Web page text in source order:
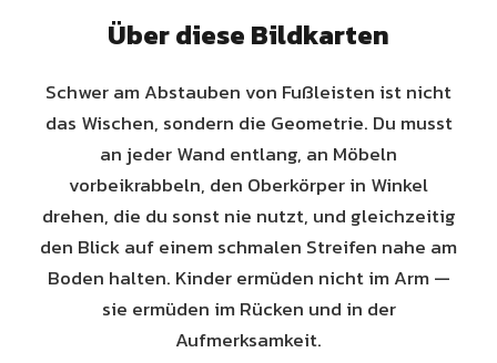
Über diese Bildkarten
Schwer am Abstauben von Fußleisten ist nicht
das Wischen, sondern die Geometrie. Du musst
an jeder Wand entlang, an Möbeln
vorbeikrabbeln, den Oberkörper in Winkel
drehen, die du sonst nie nutzt, und gleichzeitig
den Blick auf einem schmalen Streifen nahe am
Boden halten. Kinder ermüden nicht im Arm —
sie ermüden im Rücken und in der
Aufmerksamkeit.